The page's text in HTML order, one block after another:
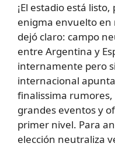
¡El estadio está
enigma envuelto
dejó claro: campo
entre Argentina y
internamente pero
internacional
finalissima
grandes eventos y
primer nivel. Para
elección neutraliza